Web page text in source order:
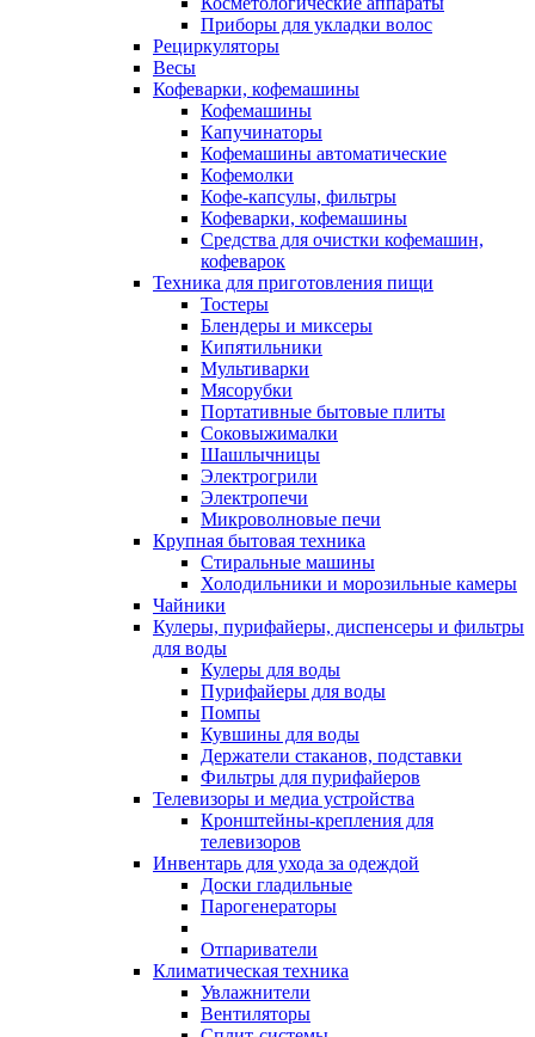
Приборы для укладки волос
Рециркуляторы
Весы
Кофеварки, кофемашины
Кофемашины
Капучинаторы
Кофемашины автоматические
Кофемолки
Кофе-капсулы, фильтры
Кофеварки, кофемашины
Средства для очистки кофемашин,
кофеварок
Техника для приготовления пищи
Тостеры
Блендеры и миксеры
Кипятильники
Мультиварки
Мясорубки
Портативные бытовые плиты
Соковыжималки
Шашлычницы
Электрогрили
Электропечи
Микроволновые печи
Крупная бытовая техника
Стиральные машины
Холодильники и морозильные камеры
Чайники
Кулеры, пурифайеры, диспенсеры и фильтры
для воды
Кулеры для воды
Пурифайеры для воды
Помпы
Кувшины для воды
Держатели стаканов, подставки
Фильтры для пурифайеров
Телевизоры и медиа устройства
Кронштейны-крепления для
телевизоров
Инвентарь для ухода за одеждой
Доски гладильные
Парогенераторы
Отпариватели
Климатическая техника
Увлажнители
Вентиляторы